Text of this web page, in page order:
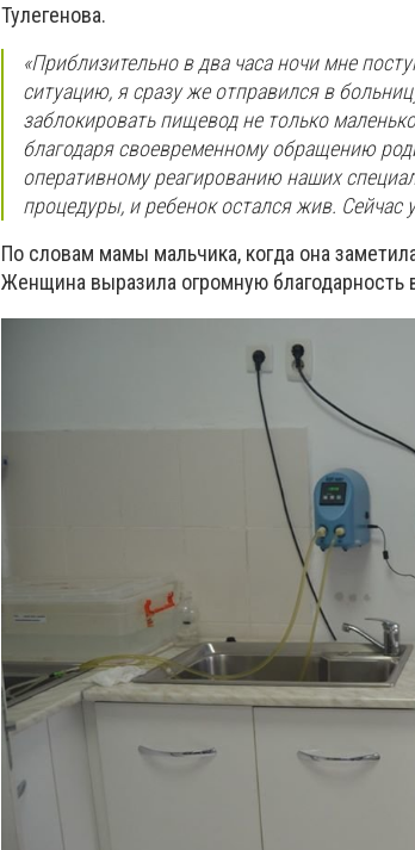
Тулегенова.
«Приблизительно в два часа ночи мне
ситуацию, я сразу же отправился в
заблокировать пищевод не только
благодаря своевременному обращению
оперативному реагированию наших
процедуры, и ребенок остался жив. Сейчас
По словам мамы мальчика, когда она
Женщина выразила огромную благодарность